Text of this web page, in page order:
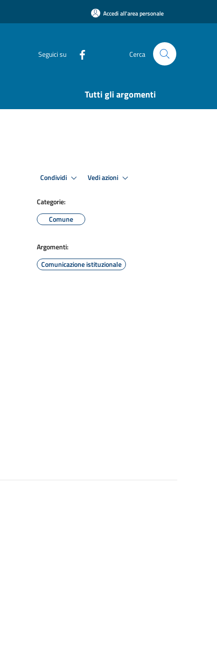
Accedi all'area personale
Seguici su Cerca
Tutti gli argomenti
Condividi Vedi azioni
Categorie:
Comune
Argomenti:
Comunicazione istituzionale